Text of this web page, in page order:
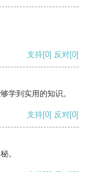
支持[0] 反对[0]
学到实用的知识。
支持[0] 反对[0]
。